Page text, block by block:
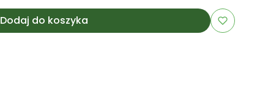
Dodaj do koszyka